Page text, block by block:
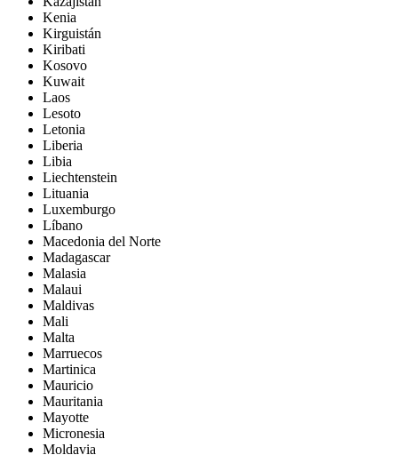
Kenia
Kirguistán
Kiribati
Kosovo
Kuwait
Laos
Lesoto
Letonia
Liberia
Libia
Liechtenstein
Lituania
Luxemburgo
Líbano
Macedonia del Norte
Madagascar
Malasia
Malaui
Maldivas
Mali
Malta
Marruecos
Martinica
Mauricio
Mauritania
Mayotte
Micronesia
Moldavia